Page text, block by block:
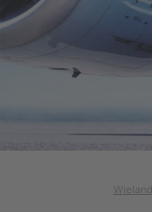
Wieland